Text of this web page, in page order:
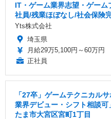
IT・ゲーム業界志望・ゲー
社員/残業ほぼなし/社会保険
Yts株式会社
埼玉県
月給29万5,100円～60万円
正社員
「27卒」ゲームテクニカル
業界デビュー・シフト相談
たま市大宮区宮町1丁目